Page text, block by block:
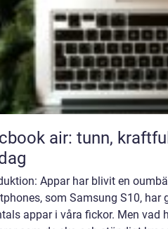
air: tunn,
Appar har blivit en
som Samsung S10,
appar i våra fickor. Men vad